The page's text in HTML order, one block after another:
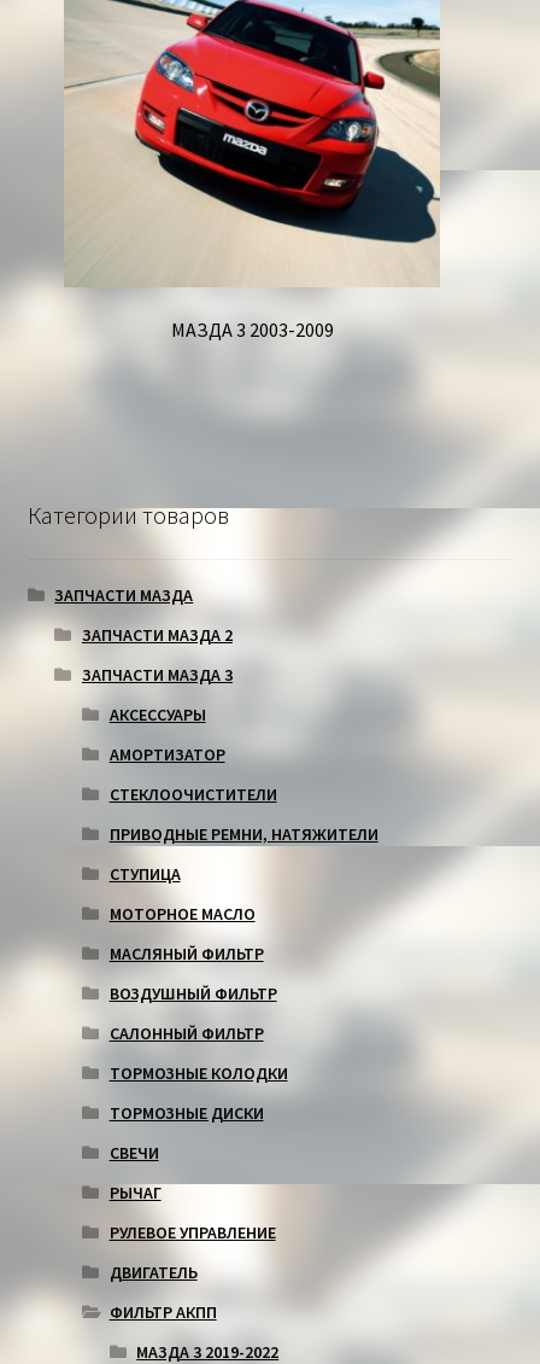
МАЗДА 3 2003-2009
Категории товаров
ЗАПЧАСТИ МАЗДА
ЗАПЧАСТИ МАЗДА 2
ЗАПЧАСТИ МАЗДА 3
АКСЕССУАРЫ
АМОРТИЗАТОР
СТЕКЛООЧИСТИТЕЛИ
ПРИВОДНЫЕ РЕМНИ, НАТЯЖИТЕЛИ
СТУПИЦА
МОТОРНОЕ МАСЛО
МАСЛЯНЫЙ ФИЛЬТР
ВОЗДУШНЫЙ ФИЛЬТР
САЛОННЫЙ ФИЛЬТР
ТОРМОЗНЫЕ КОЛОДКИ
ТОРМОЗНЫЕ ДИСКИ
СВЕЧИ
РЫЧАГ
РУЛЕВОЕ УПРАВЛЕНИЕ
ДВИГАТЕЛЬ
ФИЛЬТР АКПП
МАЗДА 3 2019-2022